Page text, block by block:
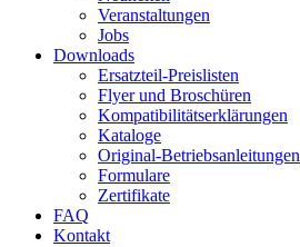
Veranstaltungen
Jobs
Downloads
Ersatzteil-Preislisten
Flyer und Broschüren
Kompatibilitätserklärungen
Kataloge
Original-Betriebsanleitungen
Formulare
Zertifikate
FAQ
Kontakt